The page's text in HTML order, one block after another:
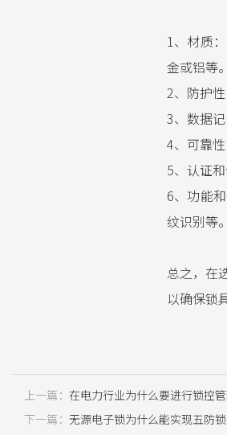
1、材质
金或铝等。
2、防护
3、数据
4、可靠
5、认证
6、功能
纹识别等。
总之，在
以确保锁
上一篇： 在电力行业为什么要进行锁控
下一篇： 无源电子锁为什么能实现五防